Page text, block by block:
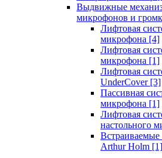
Выдвижные
микрофонов и
Лифтовая
микрофона [4]
Лифтовая
микрофона [1]
Лифтовая
UnderCover [3]
Пассивная
микрофона [1]
Лифтовая
настольного
Встраиваемые
Arthur Holm [1]